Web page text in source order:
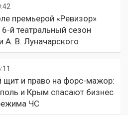
премьерой «Ревизор»
й театральный сезон
А. В. Луначарского
щит и право на форс-мажор:
и Крым спасают бизнес
ЧС